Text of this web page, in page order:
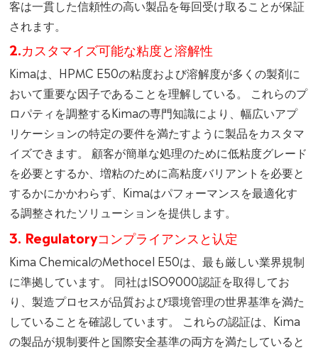
客は一貫した信頼性の高い製品を毎回受け取ることが保証
されます。
2.カスタマイズ可能な粘度と溶解性
Kimaは、HPMC E50の粘度および溶解度が多くの製剤に
おいて重要な因子であることを理解している。 これらのプ
ロパティを調整するKimaの専門知識により、幅広いアプ
リケーションの特定の要件を満たすように製品をカスタマ
イズできます。 顧客が簡単な処理のために低粘度グレード
を必要とするか、増粘のために高粘度バリアントを必要と
するかにかかわらず、Kimaはパフォーマンスを最適化す
る調整されたソリューションを提供します。
3. Regulatoryコンプライアンスと认定
Kima ChemicalのMethocel E50は、最も厳しい業界規制
に準拠しています。 同社はISO9000認証を取得してお
り、製造プロセスが品質および環境管理の世界基準を満た
していることを確認しています。 これらの認証は、Kima
の製品が規制要件と国際安全基準の両方を満たしていると